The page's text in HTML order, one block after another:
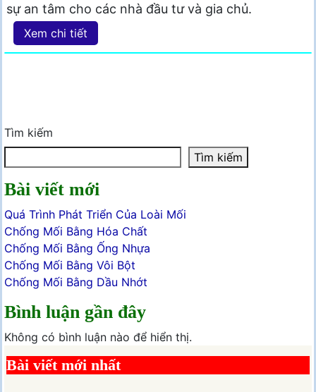
sự an tâm cho các nhà đầu tư và gia chủ.
Xem chi tiết
Tìm kiếm
Tìm kiếm
Bài viết mới
Quá Trình Phát Triển Của Loài Mối
Chống Mối Bằng Hóa Chất
Chống Mối Bằng Ống Nhựa
Chống Mối Bằng Vôi Bột
Chống Mối Bằng Dầu Nhớt
Bình luận gần đây
Không có bình luận nào để hiển thị.
Bài viết mới nhất